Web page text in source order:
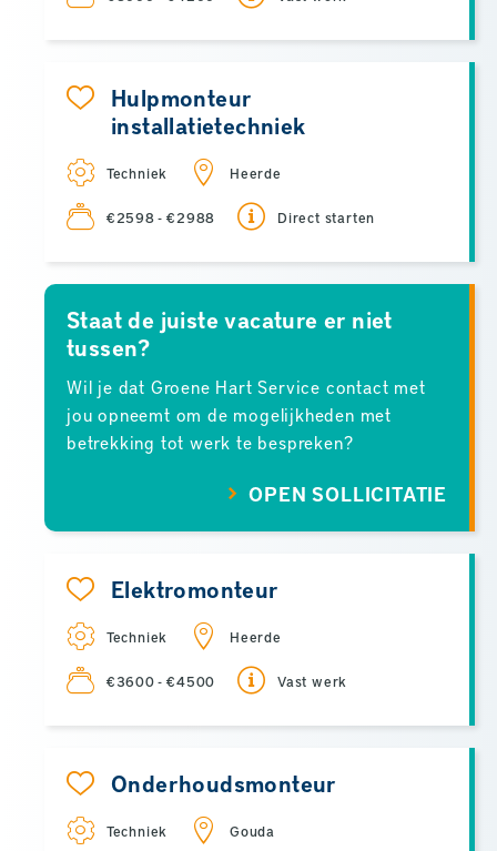
Hulpmonteur
installatietechniek
Techniek Heerde
€2598 - €2988 Direct starten
Staat de juiste vacature er niet
tussen?
Wil je dat Groene Hart Service contact met
jou opneemt om de mogelijkheden met
betrekking tot werk te bespreken?
OPEN SOLLICITATIE
Elektromonteur
Techniek Heerde
€3600 - €4500 Vast werk
Onderhoudsmonteur
Techniek Gouda